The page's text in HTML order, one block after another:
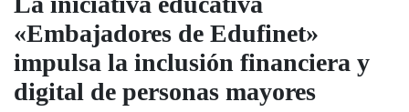
«Embajadores de Edufinet»
impulsa la inclusión financiera y
digital de personas mayores